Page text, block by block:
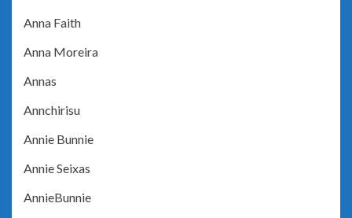
Anna Faith
Anna Moreira
Annas
Annchirisu
Annie Bunnie
Annie Seixas
AnnieBunnie